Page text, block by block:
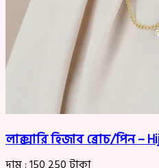
লাক্সারি হিজাব ব্রোচ/পিন –